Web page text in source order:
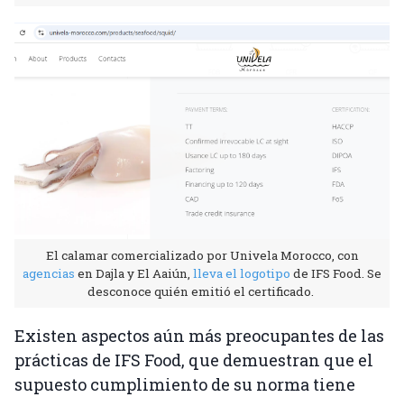
El calamar comercializado por Univela Morocco, con
agencias en Dajla y El Aaiún, lleva el logotipo de IFS Food. Se
desconoce quién emitió el certificado.
Existen aspectos aún más preocupantes de las
prácticas de IFS Food, que demuestran que el
supuesto cumplimiento de su norma tiene